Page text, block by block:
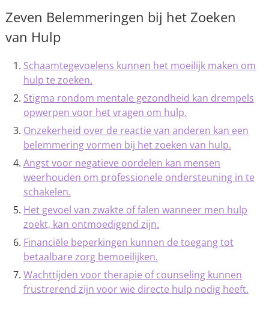
Zeven Belemmeringen bij het Zoeken
van Hulp
Schaamtegevoelens kunnen het moeilijk maken om
hulp te zoeken.
Stigma rondom mentale gezondheid kan drempels
opwerpen voor het vragen om hulp.
Onzekerheid over de reactie van anderen kan een
belemmering vormen bij het zoeken van hulp.
Angst voor negatieve oordelen kan mensen
weerhouden om professionele ondersteuning in te
schakelen.
Het gevoel van zwakte of falen wanneer men hulp
zoekt, kan ontmoedigend zijn.
Financiële beperkingen kunnen de toegang tot
betaalbare zorg bemoeilijken.
Wachttijden voor therapie of counseling kunnen
frustrerend zijn voor wie directe hulp nodig heeft.